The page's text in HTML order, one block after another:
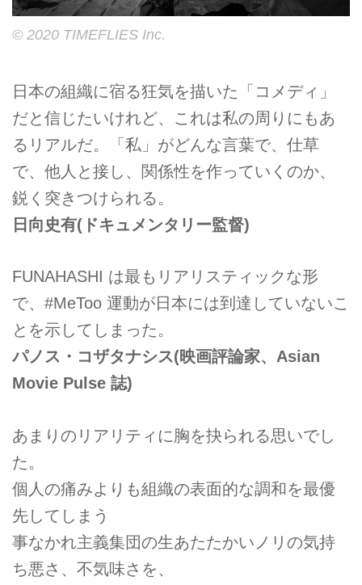
© 2020 TIMEFLIES Inc.
日本の組織に宿る狂気を描いた「コメディ」
だと信じたいけれど、これは私の周りにもあ
るリアルだ。「私」がどんな言葉で、仕草
で、他人と接し、関係性を作っていくのか、
鋭く突きつけられる。
日向史有(ドキュメンタリー監督)
FUNAHASHI は最もリアリスティックな形
で、#MeToo 運動が日本には到達していないこ
とを示してしまった。
パノス・コザタナシス(映画評論家、Asian
Movie Pulse 誌)
あまりのリアリティに胸を抉られる思いでし
た。
個人の痛みよりも組織の表面的な調和を最優
先してしまう
事なかれ主義集団の生あたたかいノリの気持
ち悪さ、不気味さを、